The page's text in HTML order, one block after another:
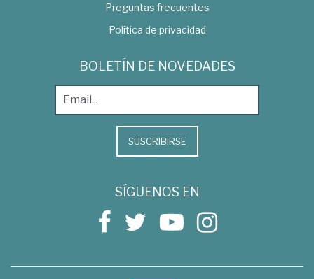
Preguntas frecuentes
Política de privacidad
BOLETÍN DE NOVEDADES
SUSCRIBIRSE
SÍGUENOS EN